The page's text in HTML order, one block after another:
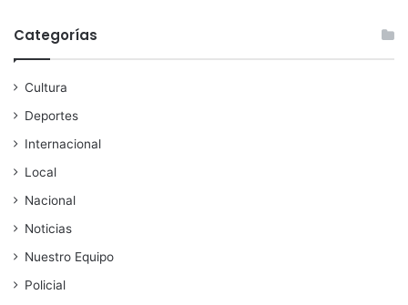
Categorías
Cultura
Deportes
Internacional
Local
Nacional
Noticias
Nuestro Equipo
Policial